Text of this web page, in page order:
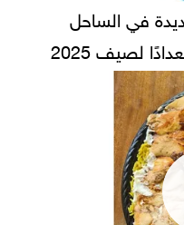
7 فروع جديدة في الساحل
لصيف 2025